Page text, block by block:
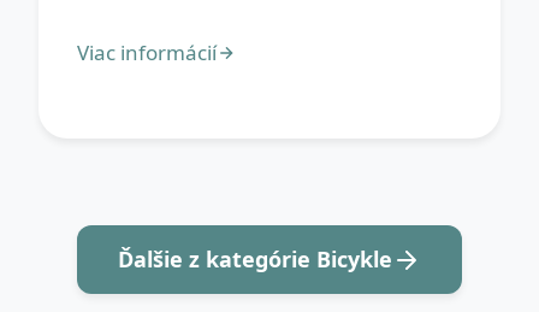
Ďalšie z kategórie Bicykle